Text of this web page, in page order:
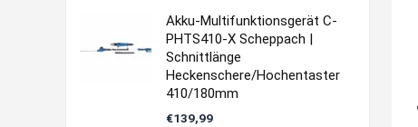
Akku-Multifunktionsgerät C-
PHTS410-X Scheppach |
Schnittlänge
Heckenschere/Hochentaster
410/180mm
€139,99